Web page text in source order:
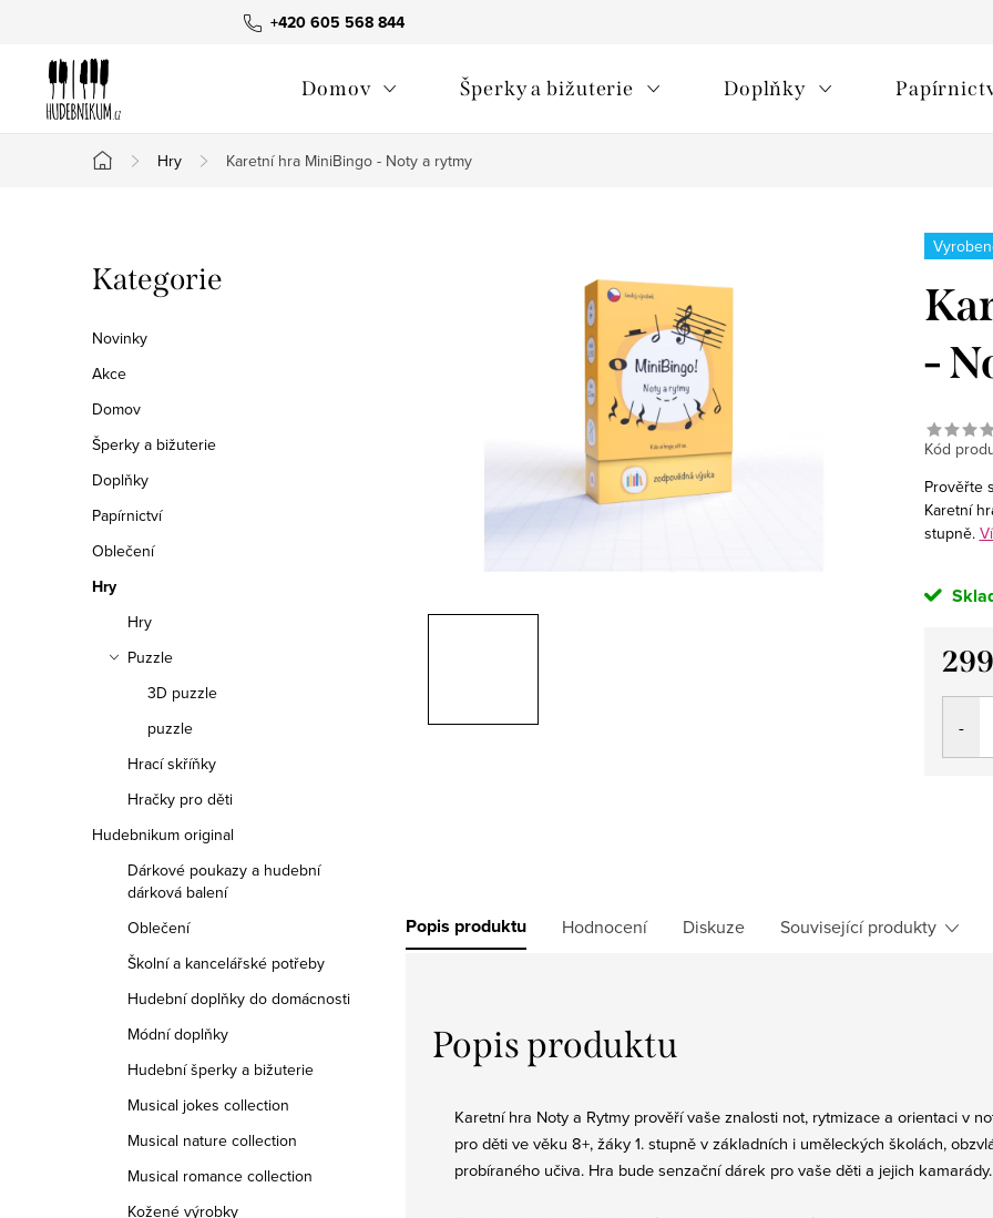
+420 605 568 844
Domov Šperky a bižuterie Doplňky
Domů
Hry Karetní hra MiniBingo - Noty a rytmy
o
s
t
r
a
n
n
í
Přeskočit
kategorie
Kategorie
Novinky
Akce
Domov
Šperky a bižuterie
Doplňky
Papírnictví
Oblečení
Hry
Hry
Puzzle
3D puzzle
puzzle
Hrací skříňky
Hračky pro děti
Hudebnikum original
Dárkové poukazy a hudební
dárková balení
Oblečení
Školní a kancelářské potřeby
Hudební doplňky do domácnosti
Módní doplňky
Hudební šperky a bižuterie
Musical jokes collection
Musical nature collection
Musical romance collection
Kožené výrobky
-
Kód
Prověřte
Karetní
stupně.
Měrná
Popis produktu Hodnocení Diskuze Související produkty
Popis produktu
Karetní hra Noty a Rytmy prověří vaše znalosti not, rytmizace a orientaci v
pro děti ve věku 8+, žáky 1. stupně v základních i uměleckých školách,
probíraného učiva. Hra bude senzační dárek pro vaše děti a jejich kamarády.